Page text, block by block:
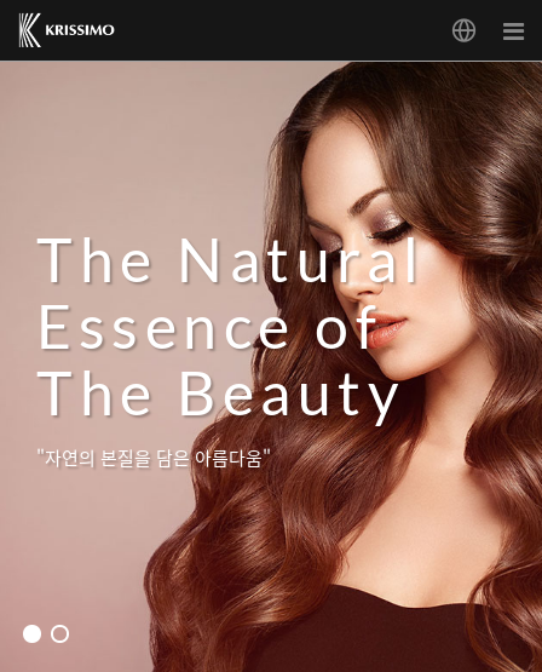
The Natural
Essence of
The Beauty
"자연의 본질을 담은 아름다움"
The Natural
Essence of
The Beauty
"자연의 본질을 담은 아름다움"
The Natural
Essence of
The Beauty
"자연의 본질을 담은 아름다움"
The Natural
Essence of
The Beauty
"자연의 본질을 담은 아름다움"